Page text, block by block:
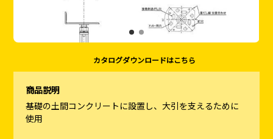
カタログダウンロードはこちら
商品説明
基礎の土間コンクリートに設置し、大引を支えるために
使用